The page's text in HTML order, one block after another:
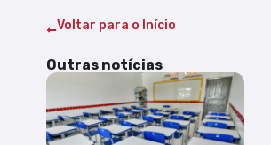
Voltar para o Início
Outras notícias